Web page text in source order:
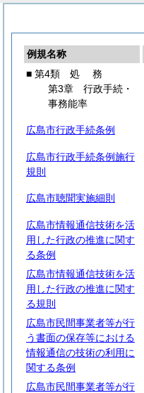
例規名称
■ 第4類 処 務
第3章 行政手続・
事務能率
広島市行政手続条例
広島市行政手続条例施行
規則
広島市聴聞実施細則
広島市情報通信技術を活
用した行政の推進に関す
る条例
広島市情報通信技術を活
用した行政の推進に関す
る規則
広島市民間事業者等が行
う書面の保存等における
情報通信の技術の利用に
関する条例
広島市民間事業者等が行